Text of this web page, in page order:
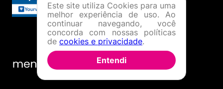
Este site utiliza Cookies para uma
melhor experiência de uso. Ao
continuar navegando, você
concorda com nossas políticas
de cookies e privacidade.
Entendi